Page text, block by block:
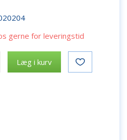
gerne for leveringstid
Læg i kurv